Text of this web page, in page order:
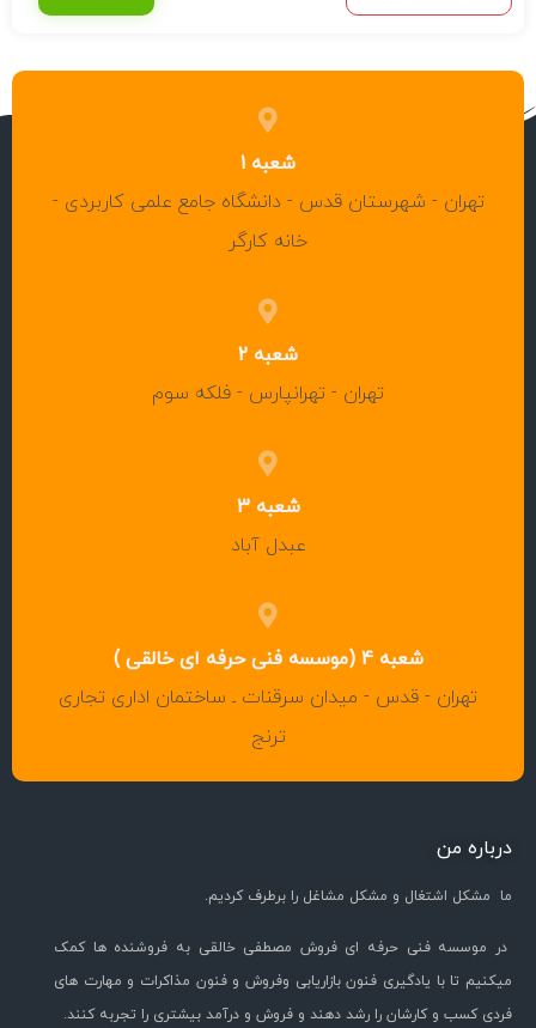
شعبه 1
تهران - شهرستان قدس - دانشگاه جامع علمی کاربردی -
خانه کارگر
شعبه 2
تهران - تهرانپارس - فلکه سوم
شعبه 3
عبدل آباد
شعبه 4 (موسسه فنی حرفه ای خالقی )
تهران - قدس - میدان سرقنات ـ ساختمان اداری تجاری
ترنج
درباره من
ما مشکل اشتغال و مشکل مشاغل را برطرف کردیم.
در موسسه فنی حرفه ای فروش مصطفی خالقی به فروشنده ها کمک
میکنیم تا با یادگیری فنون بازاریابی وفروش و فنون مذاکرات و مهارت های
فردی کسب و کارشان را رشد دهند و فروش و درآمد بیشتری را تجربه کنند.